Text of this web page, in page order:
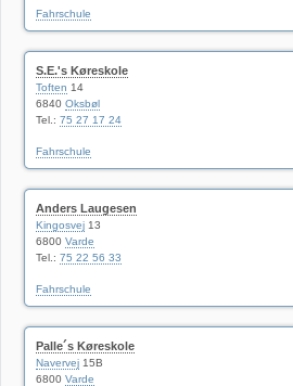
Fahrschule
S.E.'s Køreskole
Toften 14
6840 Oksbøl
Tel.: 75 27 17 24
Fahrschule
Anders Laugesen
Kingosvej 13
6800 Varde
Tel.: 75 22 56 33
Fahrschule
Palle´s Køreskole
Navervej 15B
6800 Varde